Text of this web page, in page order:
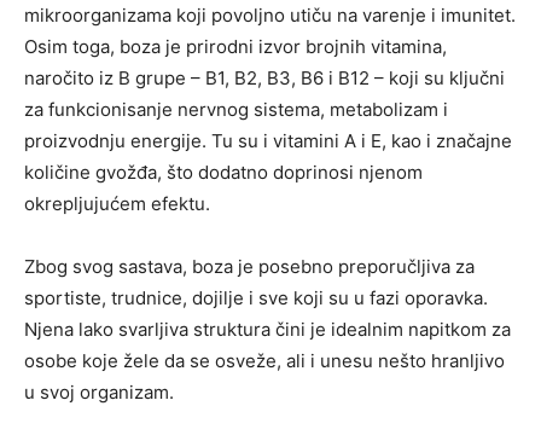
mikroorganizama koji povoljno utiču na varenje i imunitet.
Osim toga, boza je prirodni izvor brojnih vitamina,
naročito iz B grupe – B1, B2, B3, B6 i B12 – koji su ključni
za funkcionisanje nervnog sistema, metabolizam i
proizvodnju energije. Tu su i vitamini A i E, kao i značajne
količine gvožđa, što dodatno doprinosi njenom
okrepljujućem efektu.
Zbog svog sastava, boza je posebno preporučljiva za
sportiste, trudnice, dojilje i sve koji su u fazi oporavka.
Njena lako svarljiva struktura čini je idealnim napitkom za
osobe koje žele da se osveže, ali i unesu nešto hranljivo
u svoj organizam.